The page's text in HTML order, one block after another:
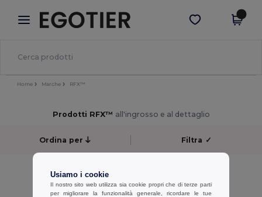
× App Egotier
Prezzi migliori sull'app!
Scarica app
Home Marche RFX™
Prodotti RFX™ all'ingrosso e al dettaglio
Ordina per Filtra ✓
Usiamo i cookie
Il nostro sito web utilizza sia cookie propri che di terze parti
per migliorare la funzionalità generale, ricordare le tue